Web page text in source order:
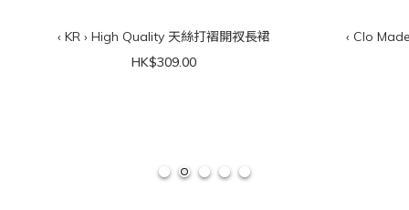
‹ KR › High Quality 天絲打褶開衩長裙
HK$309.00
‹ Clo